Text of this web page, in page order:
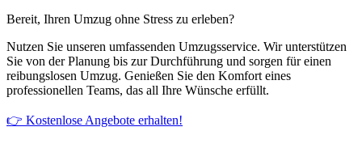
Bereit, Ihren Umzug ohne Stress zu erleben?
Nutzen Sie unseren umfassenden Umzugsservice. Wir unterstützen
Sie von der Planung bis zur Durchführung und sorgen für einen
reibungslosen Umzug. Genießen Sie den Komfort eines
professionellen Teams, das all Ihre Wünsche erfüllt.
👉 Kostenlose Angebote erhalten!